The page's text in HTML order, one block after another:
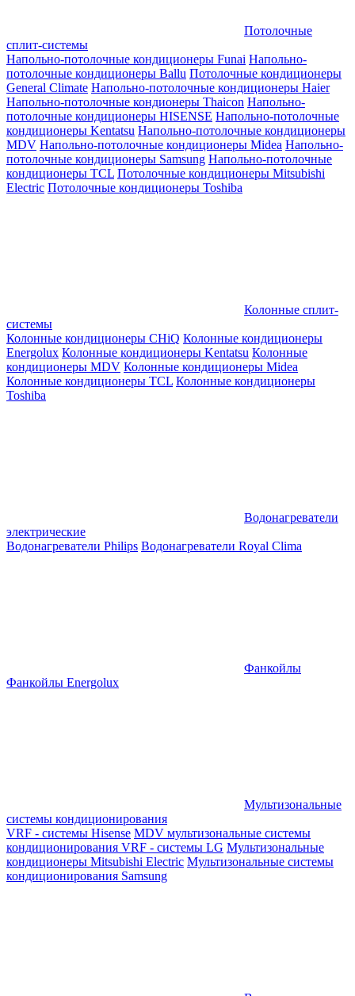
Потолочные
сплит-системы
Напольно-потолочные кондиционеры Funai Напольно-
потолочные кондиционеры Ballu Потолочные кондиционеры
General Climate Напольно-потолочные кондиционеры Haier
Напольно-потолочные кондионеры Thaicon Напольно-
потолочные кондиционеры HISENSE Напольно-потолочные
кондиционеры Kentatsu Напольно-потолочные кондиционеры
MDV Напольно-потолочные кондиционеры Midea Напольно-
потолочные кондиционеры Samsung Напольно-потолочные
кондиционеры TCL Потолочные кондиционеры Mitsubishi
Electric Потолочные кондиционеры Toshiba
Колонные сплит-
системы
Колонные кондиционеры CHiQ Колонные кондиционеры
Energolux Колонные кондиционеры Kentatsu Колонные
кондиционеры MDV Колонные кондиционеры Midea
Колонные кондиционеры TCL Колонные кондиционеры
Toshiba
Водонагреватели
электрические
Водонагреватели Philips Водонагреватели Royal Clima
Фанкойлы
Фанкойлы Energolux
Мультизональные
системы кондиционирования
VRF - системы Hisense MDV мультизональные системы
кондиционирования VRF - системы LG Мультизональные
кондиционеры Mitsubishi Electric Мультизональные системы
кондиционирования Samsung